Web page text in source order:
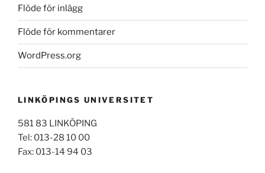
Flöde för inlägg
Flöde för kommentarer
WordPress.org
LINKÖPINGS UNIVERSITET
581 83 LINKÖPING
Tel: 013-28 10 00
Fax: 013-14 94 03